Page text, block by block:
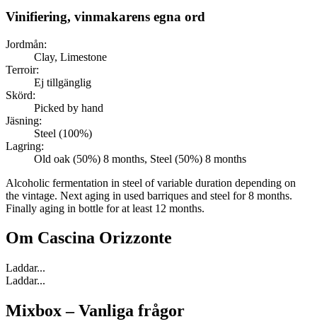
Vinifiering, vinmakarens egna ord
Jordmån:
Clay, Limestone
Terroir:
Ej tillgänglig
Skörd:
Picked by hand
Jäsning:
Steel (100%)
Lagring:
Old oak (50%) 8 months, Steel (50%) 8 months
Alcoholic fermentation in steel of variable duration depending on
the vintage. Next aging in used barriques and steel for 8 months.
Finally aging in bottle for at least 12 months.
Om Cascina Orizzonte
Laddar...
Laddar...
Mixbox – Vanliga frågor